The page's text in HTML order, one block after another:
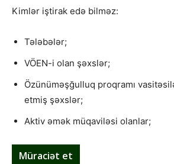
Kimlər iştirak edə bilməz:
Tələbələr;
⁠VÖEN-i olan şəxslər;
⁠Özünüməşğulluq proqramı
etmiş şəxslər;
⁠Aktiv əmək müqaviləsi olanlar;
Müraciət et